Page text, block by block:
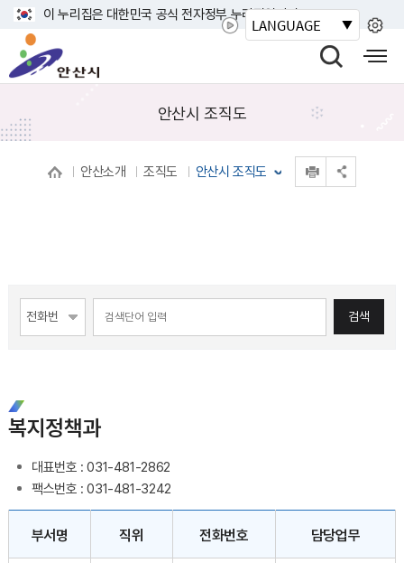
기
이 누리집은 대한민국 공식 전자정부 누리집입니다.
시
색
기
바
사
안산시 조직도
안산소개 조직도 안산시 조직도
검색
복지정책과
대표번호 : 031-481-2862
팩스번호 : 031-481-3242
부서명 직위 전화번호 담당업무
LANGUAGE